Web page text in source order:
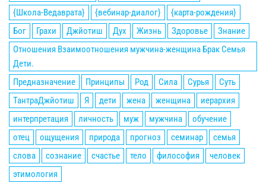
{Школа-Ведаврата}
{вебинар-диалог}
{карта-рождения}
Бог
Грахи Джйотиш Дух Жизнь Здоровье
Знание
Отношения Взаимоотношения мужчина-женщина Брак Семья
Дети.
Предназначение
Принципы Род Сила Сурья
Суть
ТантраДжйотиш
Я дети жена женщина
иерархия
интерпретация
личность муж мужчина
обучение
отец
ощущения природа прогноз семинар
семья
слова
сознание счастье тело философия
человек
этимология